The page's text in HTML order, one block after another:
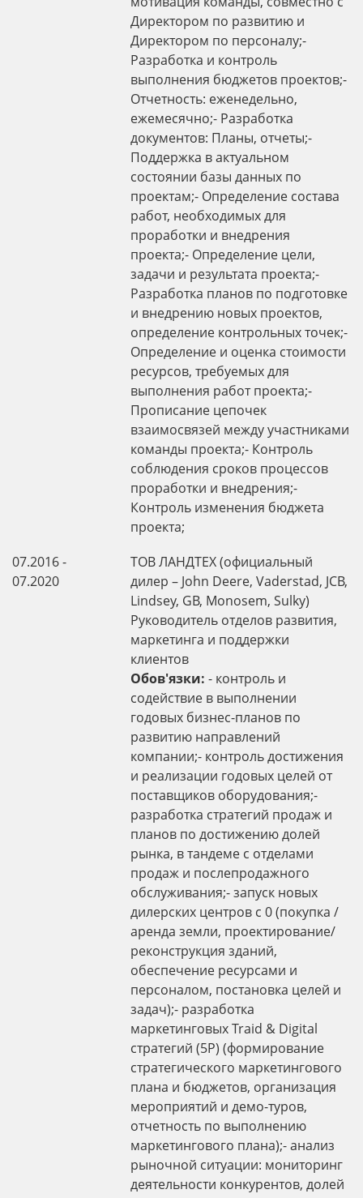
Директором по развитию и
Директором по персоналу;-
Разработка и контроль
выполнения бюджетов проектов;-
Отчетность: еженедельно,
ежемесячно;- Разработка
документов: Планы, отчеты;-
Поддержка в актуальном
состоянии базы данных по
проектам;- Определение состава
работ, необходимых для
проработки и внедрения
проекта;- Определение цели,
задачи и результата проекта;-
Разработка планов по подготовке
и внедрению новых проектов,
определение контрольных точек;-
Определение и оценка стоимости
ресурсов, требуемых для
выполнения работ проекта;-
Прописание цепочек
взаимосвязей между участниками
команды проекта;- Контроль
соблюдения сроков процессов
проработки и внедрения;-
Контроль изменения бюджета
проекта;
07.2016 -
07.2020
ТОВ ЛАНДТЕХ (официальный
дилер – John Deere, Vaderstad, JCB,
Lindsey, GB, Monosem, Sulky)
Руководитель отделов развития,
маркетинга и поддержки
клиентов
Обов'язки: - контроль и
содействие в выполнении
годовых бизнес-планов по
развитию направлений
компании;- контроль достижения
и реализации годовых целей от
поставщиков оборудования;-
разработка стратегий продаж и
планов по достижению долей
рынка, в тандеме с отделами
продаж и послепродажного
обслуживания;- запуск новых
дилерских центров с 0 (покупка /
аренда земли, проектирование/
реконструкция зданий,
обеспечение ресурсами и
персоналом, постановка целей и
задач);- разработка
маркетинговых Traid & Digital
стратегий (5P) (формирование
стратегического маркетингового
плана и бюджетов, организация
мероприятий и демо-туров,
отчетность по выполнению
маркетингового плана);- анализ
рыночной ситуации: мониторинг
деятельности конкурентов, долей